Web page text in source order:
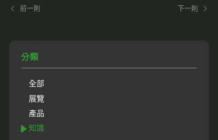
前一則 下一則
分類
全部
展覽
產品
知識